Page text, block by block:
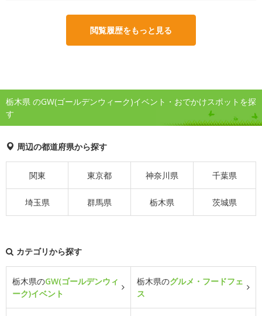
閲覧履歴をもっと見る
栃木県 のGW(ゴールデンウィーク)イベント・おでかけスポットを探
す
周辺の都道府県から探す
関東 東京都 神奈川県 千葉県
埼玉県 群馬県 栃木県 茨城県
カテゴリから探す
栃木県のGW(ゴールデンウィ
ーク)イベント
栃木県のグルメ・フードフェ
ス